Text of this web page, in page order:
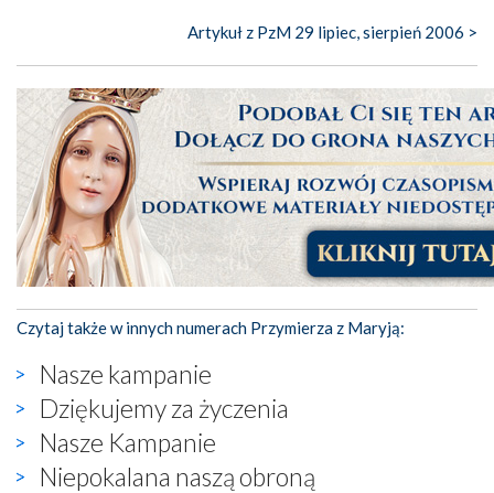
Artykuł z PzM 29 lipiec, sierpień 2006 >
Czytaj także w innych numerach Przymierza z Maryją:
Nasze kampanie
Dziękujemy za życzenia
Nasze Kampanie
Niepokalana naszą obroną